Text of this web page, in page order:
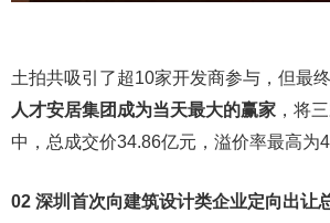
土拍共吸引了超10家开发商参与，但最终
人才安居集团成为当天最大的赢家 ，将
中，总成交价34.86亿元，溢价率最高为
02 深圳首次向建筑设计类企业定向出让